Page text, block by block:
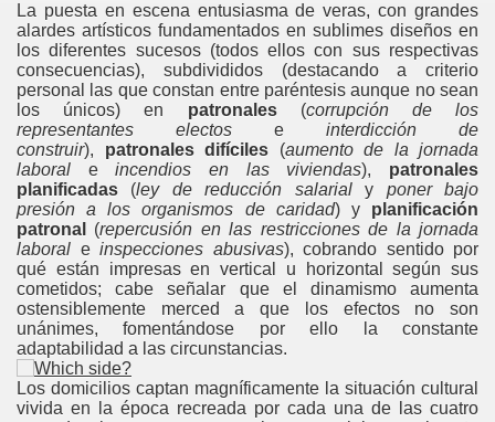
La puesta en escena entusiasma de veras, con grandes
alardes artísticos fundamentados en sublimes diseños en
los diferentes sucesos (todos ellos con sus respectivas
consecuencias), subdivididos (destacando a criterio
personal las que constan entre paréntesis aunque no sean
los únicos) en patronales(corrupción de los
representantes electos e interdicción de
construir), patronales difíciles (aumento de la jornada
laboral eincendios en las viviendas), patronales
planificadas (ley de reducción salarialy poner bajo
presión a los organismos de caridad) y planificación
patronal (repercusión en las restricciones de la jornada
laboral e inspecciones abusivas), cobrando sentido por
qué están impresas en vertical u horizontal según sus
cometidos; cabe señalar que el dinamismo aumenta
ostensiblemente merced a que los efectos no son
unánimes, fomentándose por ello la constante
adaptabilidad a las circunstancias.
Los domicilios captan magníficamente la situación cultural
vivida en la época recreada por cada una de las cuatro